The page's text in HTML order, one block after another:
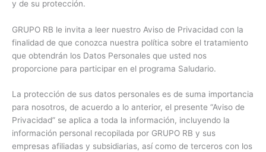
y de su protección.
GRUPO RB le invita a leer nuestro Aviso de Privacidad con la
finalidad de que conozca nuestra política sobre el tratamiento
que obtendrán los Datos Personales que usted nos
proporcione para participar en el programa Saludario.
La protección de sus datos personales es de suma importancia
para nosotros, de acuerdo a lo anterior, el presente “Aviso de
Privacidad” se aplica a toda la información, incluyendo la
información personal recopilada por GRUPO RB y sus
empresas afiliadas y subsidiarias, así como de terceros con los